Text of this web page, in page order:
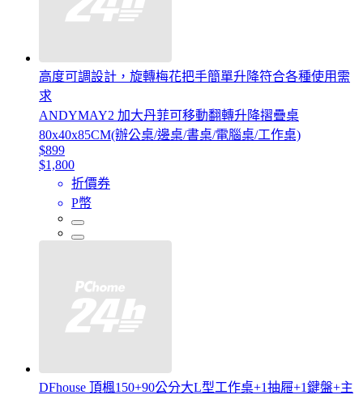
高度可調設計，旋轉梅花把手簡單升降符合各種使用需
求
ANDYMAY2 加大丹菲可移動翻轉升降摺疊桌
80x40x85CM(辦公桌/邊桌/書桌/電腦桌/工作桌)
$899
$1,800
折價券
P幣
DFhouse 頂楓150+90公分大L型工作桌+1抽屜+1鍵盤+主